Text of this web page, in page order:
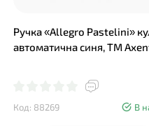
Ручка «Allegro Pastelini»
автоматична синя, ТМ
Код: 88269 В